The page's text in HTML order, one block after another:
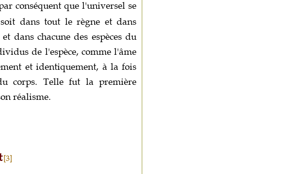
conséquent que l'universel se
dans tout le règne et dans
dans chacune des espèces du
de l'espèce, comme l'âme
et identiquement, à la fois
corps. Telle fut la première
réalisme.
[3]